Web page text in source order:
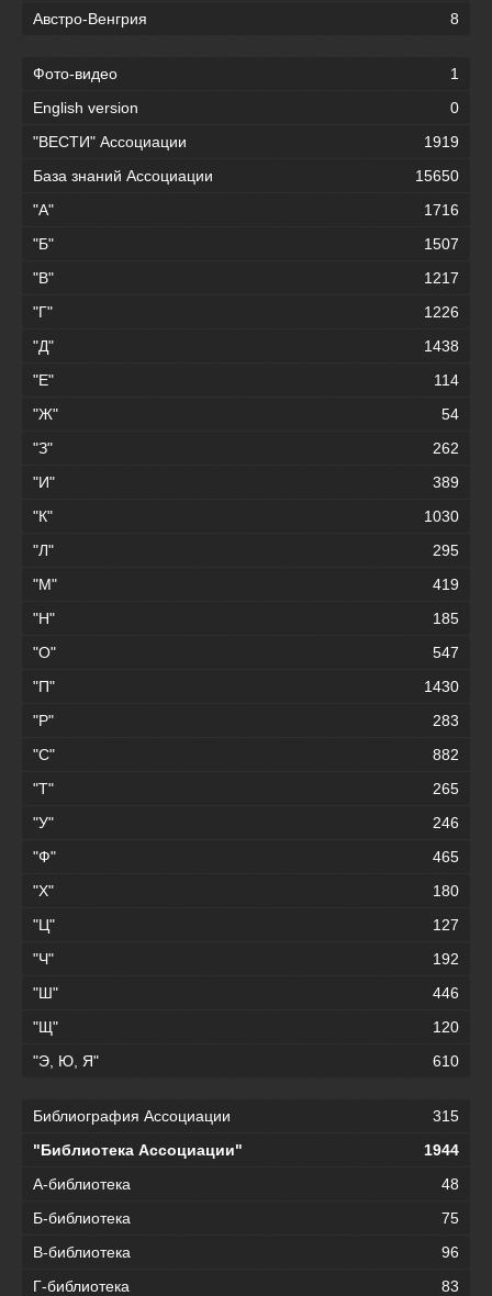
Австро-Венгрия
8
Фото-видео
1
English version
0
"ВЕСТИ" Ассоциации
1919
База знаний Ассоциации
15650
"А"
1716
"Б"
1507
"В"
1217
"Г"
1226
"Д"
1438
"Е"
114
"Ж"
54
"З"
262
"И"
389
"К"
1030
"Л"
295
"М"
419
"Н"
185
"О"
547
"П"
1430
"Р"
283
"С"
882
"Т"
265
"У"
246
"Ф"
465
"Х"
180
"Ц"
127
"Ч"
192
"Ш"
446
"Щ"
120
"Э, Ю, Я"
610
Библиография Ассоциации
315
"Библиотека Ассоциации"
1944
А-библиотека
48
Б-библиотека
75
В-библиотека
96
Г-библиотека
83